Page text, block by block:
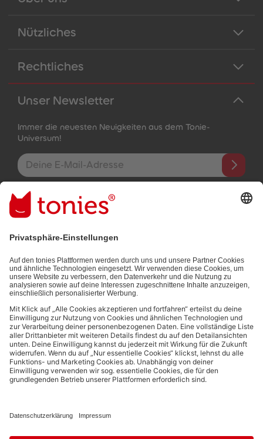
Nützliches
Rechtliches
Unser Newsletter
Immer die neuesten Neuigkeiten aus dem Tonie-
Universum!
E-Mail-Addresse
Mit dem Absenden abonnierst du unseren E-Mail-Newsletter, der
auf den von dir bereitgestellten Informationen (z.B. Account-
informationen) und den von dir zu Werbezwecken bereitgestellten
Datenschutzbestimmungen.
Bezahlmethoden:
Links zu sozialen Netzwerken
Die Nutzung der Inhalte für Text- und Data-Mining von (generativen) KI